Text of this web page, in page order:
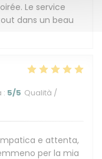
Le service
dans un beau
: 5/5 Qualità /
e attenta,
per la mia